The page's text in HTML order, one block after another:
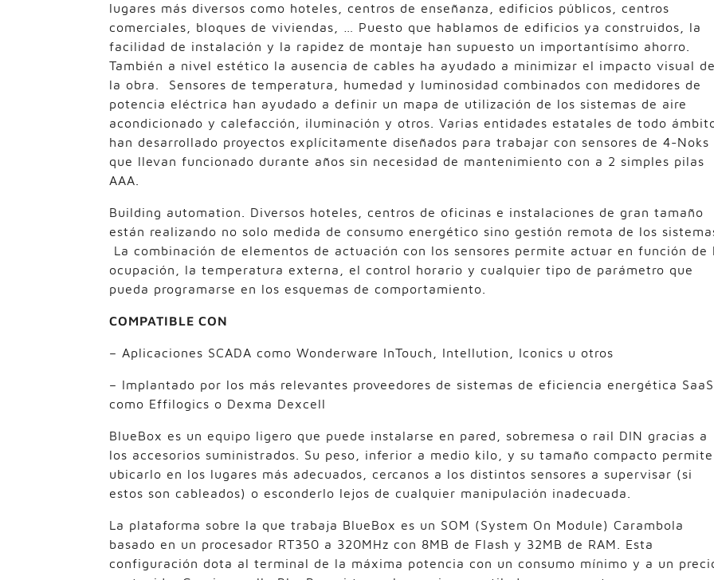
lugares más diversos como hoteles, centros de enseñanza, edificios públicos, centros
comerciales, bloques de viviendas, … Puesto que hablamos de edificios ya construidos, la
facilidad de instalación y la rapidez de montaje han supuesto un importantísimo ahorro.
También a nivel estético la ausencia de cables ha ayudado a minimizar el impacto visual
la obra. Sensores de temperatura, humedad y luminosidad combinados con medidores de
potencia eléctrica han ayudado a definir un mapa de utilización de los sistemas de aire
acondicionado y calefacción, iluminación y otros. Varias entidades estatales de todo
han desarrollado proyectos explícitamente diseñados para trabajar con sensores de 4-Noks
que llevan funcionado durante años sin necesidad de mantenimiento con a 2 simples pilas
AAA.
Building automation. Diversos hoteles, centros de oficinas e instalaciones de gran tamaño
están realizando no solo medida de consumo energético sino gestión remota de los
La combinación de elementos de actuación con los sensores permite actuar en función de
ocupación, la temperatura externa, el control horario y cualquier tipo de parámetro que
pueda programarse en los esquemas de comportamiento.
COMPATIBLE CON
– Aplicaciones SCADA como Wonderware InTouch, Intellution, Iconics u otros
– Implantado por los más relevantes proveedores de sistemas de eficiencia energética SaaS
como Effilogics o Dexma Dexcell
BlueBox es un equipo ligero que puede instalarse en pared, sobremesa o rail DIN gracias a
los accesorios suministrados. Su peso, inferior a medio kilo, y su tamaño compacto
ubicarlo en los lugares más adecuados, cercanos a los distintos sensores a supervisar (si
estos son cableados) o esconderlo lejos de cualquier manipulación inadecuada.
La plataforma sobre la que trabaja BlueBox es un SOM (System On Module) Carambola
basado en un procesador RT350 a 320MHz con 8MB de Flash y 32MB de RAM. Esta
configuración dota al terminal de la máxima potencia con un consumo mínimo y a un